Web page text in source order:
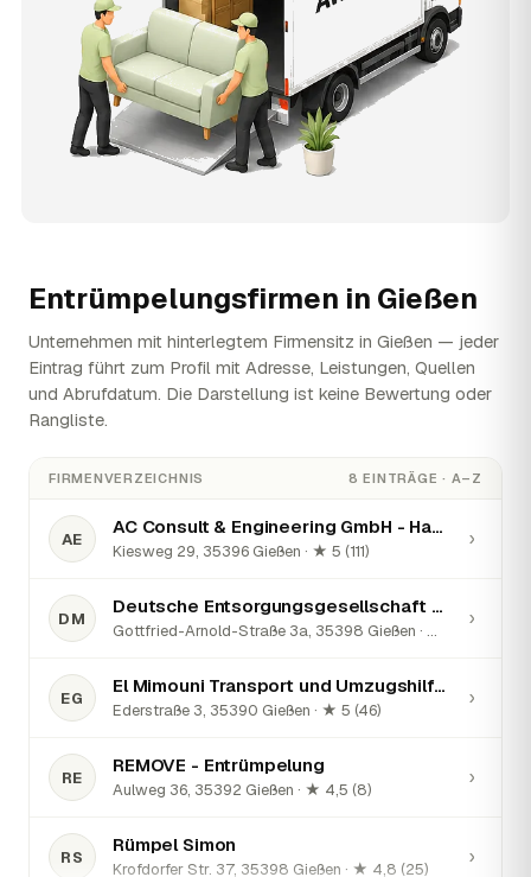
Entrümpelungsfirmen in Gießen
Unternehmen mit hinterlegtem Firmensitz in Gießen — jeder
Eintrag führt zum Profil mit Adresse, Leistungen, Quellen
und Abrufdatum. Die Darstellung ist keine Bewertung oder
Rangliste.
FIRMENVERZEICHNIS 8 EINTRÄGE · A–Z
AE
AC Consult & Engineering GmbH - Haushaltsauflösung & Entrümpelung
Kiesweg 29, 35396 Gießen · ★ 5 (111)
›
DM
Deutsche Entsorgungsgesellschaft mbH
Gottfried-Arnold-Straße 3a, 35398 Gießen · ★ 5 (12)
›
EG
El Mimouni Transport und Umzugshilfe Gießen
Ederstraße 3, 35390 Gießen · ★ 5 (46)
›
RE
REMOVE - Entrümpelung
Aulweg 36, 35392 Gießen · ★ 4,5 (8)
›
RS
Rümpel Simon
Krofdorfer Str. 37, 35398 Gießen · ★ 4,8 (25)
›